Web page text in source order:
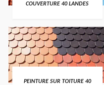
COUVERTURE 40 LANDES
PEINTURE SUR TOITURE 40